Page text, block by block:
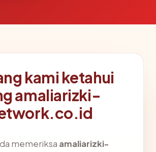
kami ketahui
amaliarizki-
memeriksa amaliarizki-